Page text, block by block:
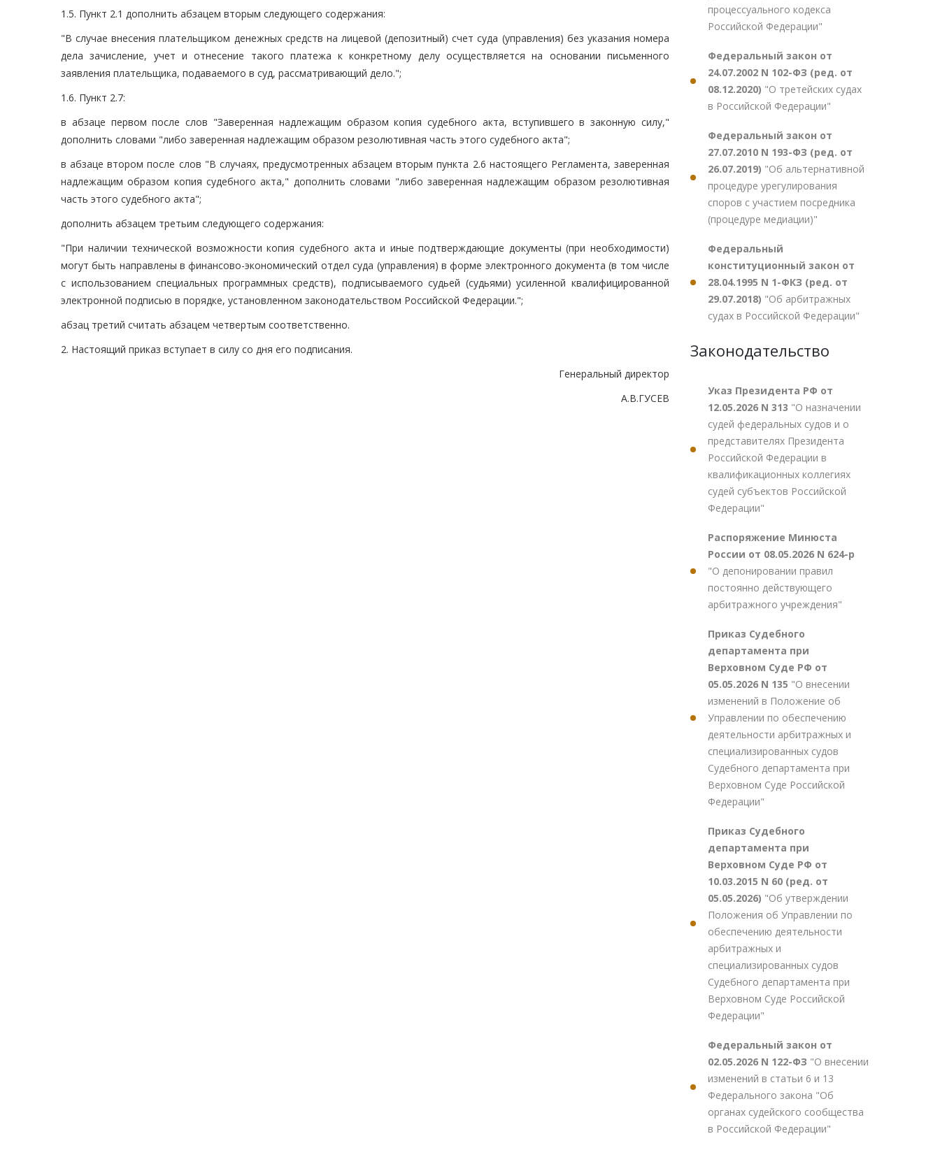
1.5. Пункт 2.1 дополнить абзацем вторым следующего содержания:
"В случае внесения плательщиком денежных средств на лицевой (депозитный) счет суда (управления) без указания номера
дела зачисление, учет и отнесение такого платежа к конкретному делу осуществляется на основании письменного
заявления плательщика, подаваемого в суд, рассматривающий дело.";
1.6. Пункт 2.7:
в абзаце первом после слов "Заверенная надлежащим образом копия судебного акта, вступившего в законную силу,"
дополнить словами "либо заверенная надлежащим образом резолютивная часть этого судебного акта";
в абзаце втором после слов "В случаях, предусмотренных абзацем вторым пункта 2.6 настоящего Регламента, заверенная
надлежащим образом копия судебного акта," дополнить словами "либо заверенная надлежащим образом резолютивная
часть этого судебного акта";
дополнить абзацем третьим следующего содержания:
"При наличии технической возможности копия судебного акта и иные подтверждающие документы (при необходимости)
могут быть направлены в финансово-экономический отдел суда (управления) в форме электронного документа (в том числе
с использованием специальных программных средств), подписываемого судьей (судьями) усиленной квалифицированной
электронной подписью в порядке, установленном законодательством Российской Федерации.";
абзац третий считать абзацем четвертым соответственно.
2. Настоящий приказ вступает в силу со дня его подписания.
Генеральный директор
А.В.ГУСЕВ
процессуального кодекса
Российской Федерации"
Федеральный закон от
24.07.2002 N 102-ФЗ (ред. от
08.12.2020) "О третейских судах
в Российской Федерации"
Федеральный закон от
27.07.2010 N 193-ФЗ (ред. от
26.07.2019) "Об альтернативной
процедуре урегулирования
споров с участием посредника
(процедуре медиации)"
Федеральный
конституционный закон от
28.04.1995 N 1-ФКЗ (ред. от
29.07.2018) "Об арбитражных
судах в Российской Федерации"
Законодательство
Указ Президента РФ от
12.05.2026 N 313 "О назначении
судей федеральных судов и о
представителях Президента
Российской Федерации в
квалификационных коллегиях
судей субъектов Российской
Федерации"
Распоряжение Минюста
России от 08.05.2026 N 624-р
"О депонировании правил
постоянно действующего
арбитражного учреждения"
Приказ Судебного
департамента при
Верховном Суде РФ от
05.05.2026 N 135 "О внесении
изменений в Положение об
Управлении по обеспечению
деятельности арбитражных и
специализированных судов
Судебного департамента при
Верховном Суде Российской
Федерации"
Приказ Судебного
департамента при
Верховном Суде РФ от
10.03.2015 N 60 (ред. от
05.05.2026) "Об утверждении
Положения об Управлении по
обеспечению деятельности
арбитражных и
специализированных судов
Судебного департамента при
Верховном Суде Российской
Федерации"
Федеральный закон от
02.05.2026 N 122-ФЗ "О внесении
изменений в статьи 6 и 13
Федерального закона "Об
органах судейского сообщества
в Российской Федерации"